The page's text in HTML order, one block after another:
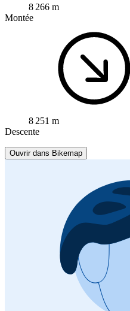
8 266 m
Montée
8 251 m
Descente
Ouvrir dans Bikemap